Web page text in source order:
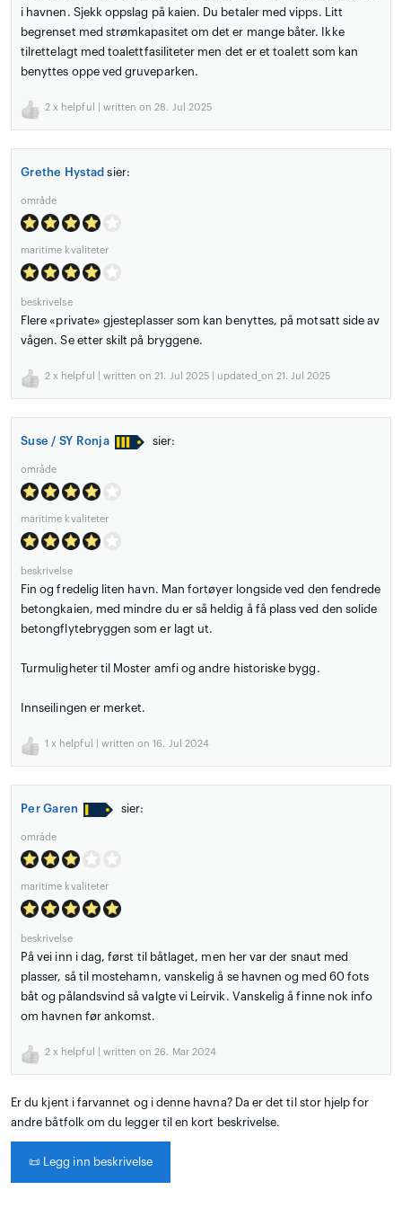
i havnen. Sjekk oppslag på kaien. Du betaler med vipps. Litt
begrenset med strømkapasitet om det er mange båter. Ikke
tilrettelagt med toalettfasiliteter men det er et toalett som kan
benyttes oppe ved gruveparken.
2 x helpful | written on 28. Jul 2025
Grethe Hystad sier:
område
maritime kvaliteter
beskrivelse
Flere «private» gjesteplasser som kan benyttes, på motsatt side av
vågen. Se etter skilt på bryggene.
2 x helpful | written on 21. Jul 2025 | updated_on 21. Jul 2025
Suse / SY Ronja sier:
område
maritime kvaliteter
beskrivelse
Fin og fredelig liten havn. Man fortøyer longside ved den fendrede
betongkaien, med mindre du er så heldig å få plass ved den solide
betongflytebryggen som er lagt ut.
Turmuligheter til Moster amfi og andre historiske bygg.
Innseilingen er merket.
1 x helpful | written on 16. Jul 2024
Per Garen sier:
område
maritime kvaliteter
beskrivelse
På vei inn i dag, først til båtlaget, men her var der snaut med
plasser, så til mostehamn, vanskelig å se havnen og med 60 fots
båt og pålandsvind så valgte vi Leirvik. Vanskelig å finne nok info
om havnen før ankomst.
2 x helpful | written on 26. Mar 2024
Er du kjent i farvannet og i denne havna? Da er det til stor hjelp for
andre båtfolk om du legger til en kort beskrivelse.
📜 Legg inn beskrivelse